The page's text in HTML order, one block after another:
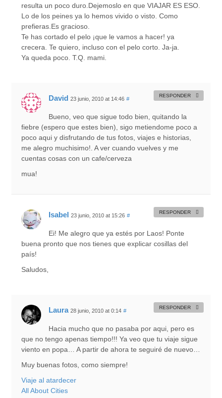
resulta un poco duro.Dejemoslo en que VIAJAR ES ESO.
Lo de los peines ya lo hemos vivido o visto. Como
prefieras.Es gracioso.
Te has cortado el pelo ¡que le vamos a hacer! ya
crecera. Te quiero, incluso con el pelo corto. Ja-ja.
Ya queda poco. T.Q. mami.
David 23 junio, 2010 at 14:46 #
Bueno, veo que sigue todo bien, quitando la
fiebre (espero que estes bien), sigo metiendome poco a
poco aqui y disfrutando de tus fotos, viajes e historias,
me alegro muchisimo!. A ver cuando vuelves y me
cuentas cosas con un cafe/cerveza
mua!
RESPONDER
Isabel 23 junio, 2010 at 15:26 #
Ei! Me alegro que ya estés por Laos! Ponte
buena pronto que nos tienes que explicar cosillas del
país!
Saludos,
RESPONDER
Laura 28 junio, 2010 at 0:14 #
Hacia mucho que no pasaba por aqui, pero es
que no tengo apenas tiempo!!! Ya veo que tu viaje sigue
viento en popa… A partir de ahora te seguiré de nuevo…
Muy buenas fotos, como siempre!
Viaje al atardecer
All About Cities
RESPONDER